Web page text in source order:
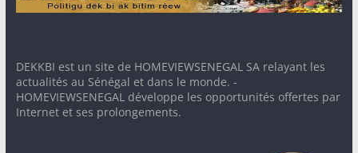
DEKKBI est un site de HOMEVIEWSENEGAL SA relayant les
actualités au Sénégal et dans le monde. -
HOMEVIEWSENEGAL développe les opportunités offertes par
Internet et ses prolongements.